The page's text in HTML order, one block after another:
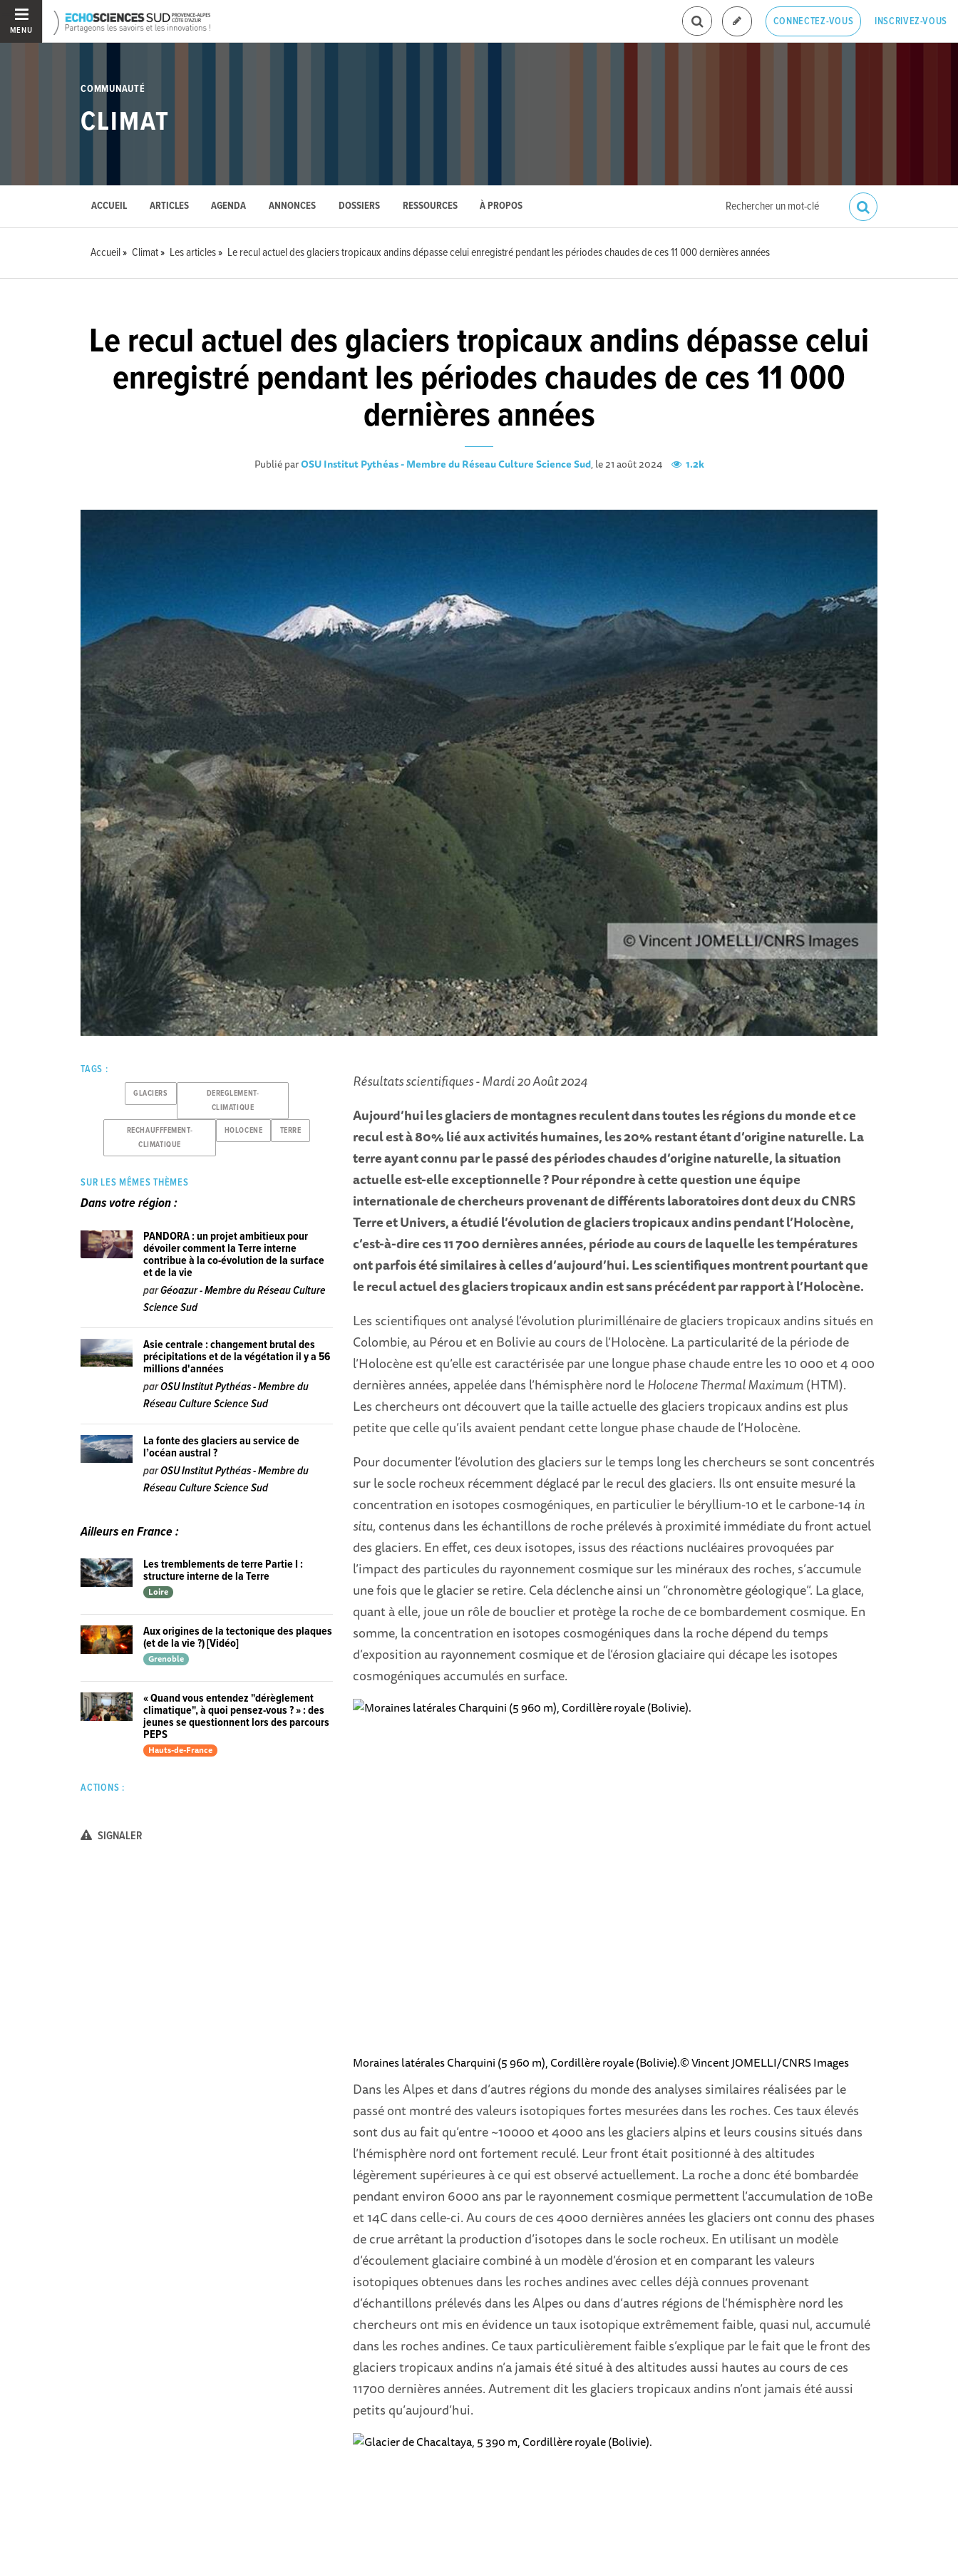
MENU
CONNECTEZ-VOUS INSCRIVEZ-VOUS
COMMUNAUTÉ
CLIMAT
ACCUEIL ARTICLES AGENDA ANNONCES DOSSIERS RESSOURCES À PROPOS
Accueil Climat Les articles Le recul actuel des glaciers tropicaux andins dépasse celui enregistré pendant les périodes chaudes de ces 11 000 dernières années
Le recul actuel des glaciers tropicaux andins dépasse celui
enregistré pendant les périodes chaudes de ces 11 000
dernières années
Publié parOSU Institut Pythéas - Membre du Réseau Culture Science Sud, le 21 août 2024 1.2k
Résultats scientifiques - Mardi 20 Août 2024
Aujourd’hui les glaciers de montagnes reculent dans toutes les régions du monde et ce
recul est à 80% lié aux activités humaines, les 20% restant étant d’origine naturelle. La
terre ayant connu par le passé des périodes chaudes d’origine naturelle, la situation
actuelle est-elle exceptionnelle ? Pour répondre à cette question une équipe
internationale de chercheurs provenant de différents laboratoires dont deux du CNRS
Terre et Univers, a étudié l’évolution de glaciers tropicaux andins pendant l’Holocène,
c’est-à-dire ces 11 700 dernières années, période au cours de laquelle les températures
ont parfois été similaires à celles d’aujourd’hui. Les scientifiques montrent pourtant que
le recul actuel des glaciers tropicaux andin est sans précédent par rapport à l’Holocène.
Les scientifiques ont analysé l’évolution plurimillénaire de glaciers tropicaux andins situés en
Colombie, au Pérou et en Bolivie au cours de l’Holocène. La particularité de la période de
l’Holocène est qu’elle est caractérisée par une longue phase chaude entre les 10 000 et 4 000
dernières années, appelée dans l’hémisphère nord leHolocene Thermal Maximum(HTM).
Les chercheurs ont découvert que la taille actuelle des glaciers tropicaux andins est plus
petite que celle qu’ils avaient pendant cette longue phase chaude de l’Holocène.
Pour documenter l’évolution des glaciers sur le temps long les chercheurs se sont concentrés
sur le socle rocheux récemment déglacé par le recul des glaciers. Ils ont ensuite mesuré la
concentration en isotopes cosmogéniques, en particulier le béryllium-10 et le carbone-14 in
situ, contenus dans les échantillons de roche prélevés à proximité immédiate du front actuel
des glaciers. En effet, ces deux isotopes, issus des réactions nucléaires provoquées par
l’impact des particules du rayonnement cosmique sur les minéraux des roches, s’accumule
une fois que le glacier se retire. Cela déclenche ainsi un “chronomètre géologique”. La glace,
quant à elle, joue un rôle de bouclier et protège la roche de ce bombardement cosmique. En
somme, la concentration en isotopes cosmogéniques dans la roche dépend du temps
d’exposition au rayonnement cosmique et de l’érosion glaciaire qui décape les isotopes
cosmogéniques accumulés en surface.
Moraines latérales Charquini (5 960 m), Cordillère royale (Bolivie).© Vincent JOMELLI/CNRS Images
Dans les Alpes et dans d’autres régions du monde des analyses similaires réalisées par le
passé ont montré des valeurs isotopiques fortes mesurées dans les roches. Ces taux élevés
sont dus au fait qu’entre ~10000 et 4000 ans les glaciers alpins et leurs cousins situés dans
l’hémisphère nord ont fortement reculé. Leur front était positionné à des altitudes
légèrement supérieures à ce qui est observé actuellement. La roche a donc été bombardée
pendant environ 6000 ans par le rayonnement cosmique permettent l’accumulation de 10Be
et 14C dans celle-ci. Au cours de ces 4000 dernières années les glaciers ont connu des phases
de crue arrêtant la production d’isotopes dans le socle rocheux. En utilisant un modèle
d’écoulement glaciaire combiné à un modèle d’érosion et en comparant les valeurs
isotopiques obtenues dans les roches andines avec celles déjà connues provenant
d’échantillons prélevés dans les Alpes ou dans d’autres régions de l’hémisphère nord les
chercheurs ont mis en évidence un taux isotopique extrêmement faible, quasi nul, accumulé
dans les roches andines. Ce taux particulièrement faible s’explique par le fait que le front des
glaciers tropicaux andins n’a jamais été situé à des altitudes aussi hautes au cours de ces
11700 dernières années. Autrement dit les glaciers tropicaux andins n’ont jamais été aussi
petits qu’aujourd’hui.
TAGS :
GLACIERS
DEREGLEMENT-
CLIMATIQUE
RECHAUFFFEMENT-
CLIMATIQUE
HOLOCENE TERRE
SUR LES MÊMES THÈMES
Dans votre région :
PANDORA : un projet ambitieux pour
dévoiler comment la Terre interne
contribue à la co-évolution de la surface
et de la vie
parGéoazur - Membre du Réseau Culture
Science Sud
Asie centrale : changement brutal des
précipitations et de la végétation il y a 56
millions d'années
parOSU Institut Pythéas - Membre du
Réseau Culture Science Sud
La fonte des glaciers au service de
l’océan austral ?
parOSU Institut Pythéas - Membre du
Réseau Culture Science Sud
Ailleurs en France :
Les tremblements de terre Partie I :
structure interne de la Terre
Loire
Aux origines de la tectonique des plaques
(et de la vie ?) [Vidéo]
Grenoble
« Quand vous entendez "dérèglement
climatique", à quoi pensez-vous ? » : des
jeunes se questionnent lors des parcours
PEPS
Hauts-de-France
ACTIONS :
SIGNALER